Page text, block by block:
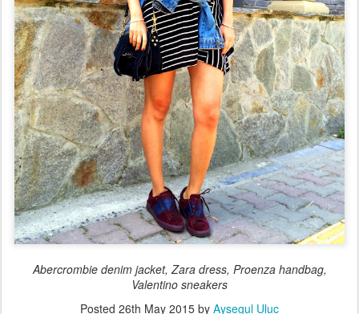
Abercrombie denim jacket, Zara dress, Proenza handbag,
Valentino sneakers
Posted 26th May 2015 by Aysegul Uluc